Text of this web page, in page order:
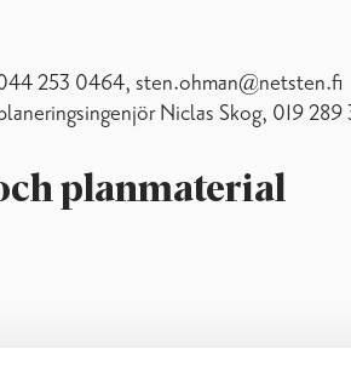
253 0464, sten.ohman@netsten.fi
Niclas Skog, 019
planmaterial